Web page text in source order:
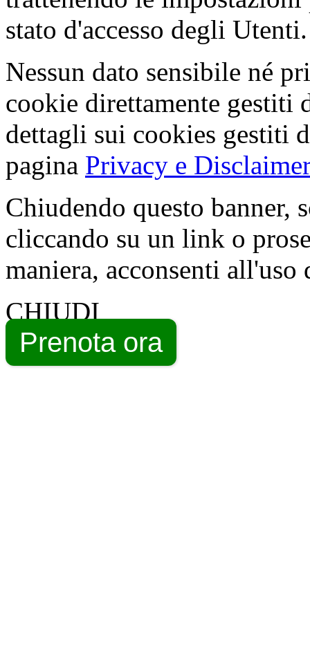
stato d'accesso degli Utenti.
Nessun dato sensibile né
cookie direttamente gestiti
dettagli sui cookies gestiti
pagina Privacy e Disclaimer
Chiudendo questo banner,
cliccando su un link o
maniera, acconsenti all'uso
CHIUDI
Prenota ora